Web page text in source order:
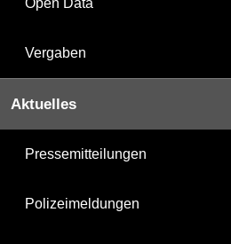
Open Data
Vergaben
Aktuelles
Pressemitteilungen
Polizeimeldungen